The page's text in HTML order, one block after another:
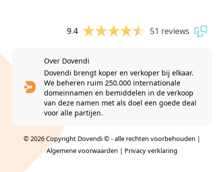
9.4 51 reviews
Over Dovendi
Dovendi brengt koper en verkoper bij elkaar.
We beheren ruim 250.000 internationale
domeinnamen en bemiddelen in de verkoop
van deze namen met als doel een goede deal
voor alle partijen.
© 2026 Copyright Dovendi © - alle rechten voorbehouden |
Algemene voorwaarden | Privacy verklaring